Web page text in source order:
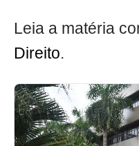
Leia a matéria
Direito.